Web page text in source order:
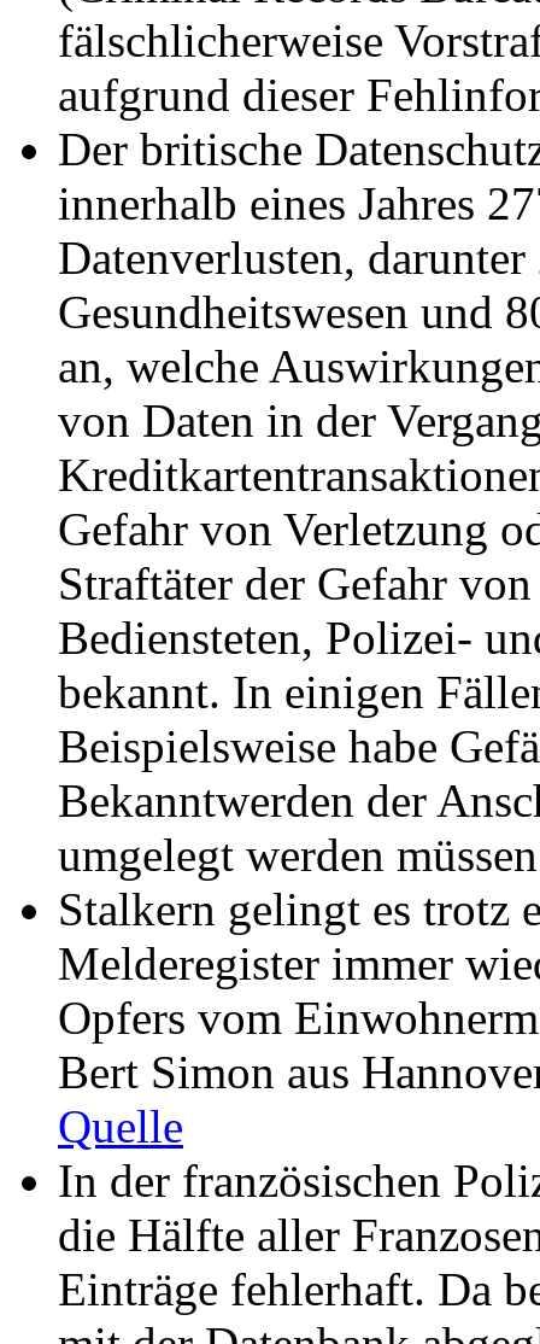
fälschlicherweise
aufgrund dieser
Der britische
innerhalb eines Jahres
Datenverlusten,
Gesundheitswesen und
an, welche
von Daten in der
Gefahr von Verletzung
Straftäter der Gefahr
Bediensteten, Polizei-
bekannt. In einigen
Beispielsweise habe
Bekanntwerden der
umgelegt werden
Stalkern gelingt es trotz
Melderegister immer
Opfers vom
Bert Simon aus
Quelle
In der französischen
die Hälfte aller
Einträge fehlerhaft. Da